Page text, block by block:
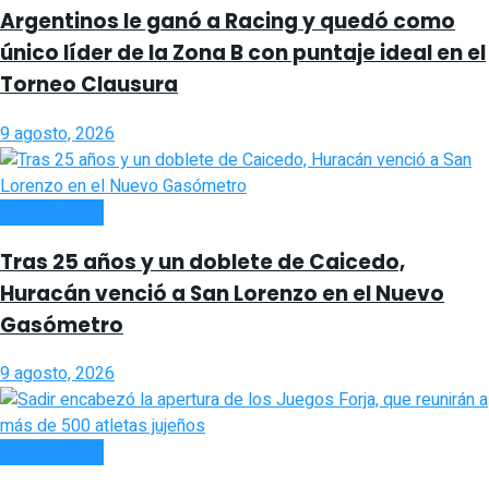
Argentinos le ganó a Racing y quedó como
único líder de la Zona B con puntaje ideal en el
Torneo Clausura
9 agosto, 2026
Tras 25 años y un doblete de Caicedo,
Huracán venció a San Lorenzo en el Nuevo
Gasómetro
9 agosto, 2026